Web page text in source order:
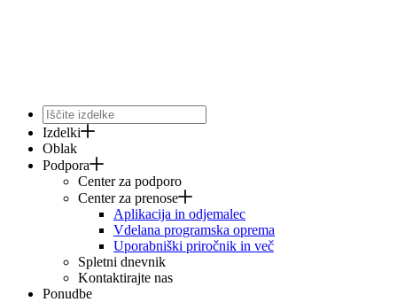
Izdelki
Oblak
Podpora
Center za podporo
Center za prenose
Aplikacija in odjemalec
Vdelana programska oprema
Uporabniški priročnik in več
Spletni dnevnik
Kontaktirajte nas
Ponudbe